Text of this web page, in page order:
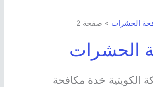
الحشرات صفحة 2
الحشرات
الكويتية خدة مكافحة